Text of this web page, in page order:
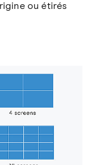
ou étirés